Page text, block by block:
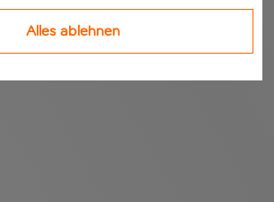
Alles ablehnen